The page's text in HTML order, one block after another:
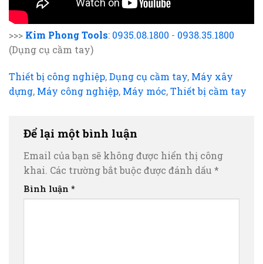
>>> Kim Phong Tools: 0935.08.1800 - 0938.35.1800
(Dụng cụ cầm tay)
Thiết bị công nghiệp,Dụng cụ cầm tay, Máy xây
dựng, Máy công nghiệp, Máy móc,Thiết bị cầm tay
Để lại một bình luận
Email của bạn sẽ không được hiển thị công
khai. Các trường bắt buộc được đánh dấu *
Bình luận *